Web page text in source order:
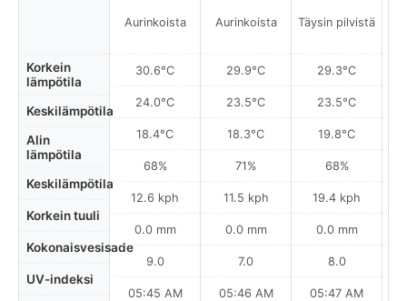
Korkein
lämpötila
Keskilämpötila
Alin
lämpötila
Keskilämpötila
Korkein tuuli
Kokonaisvesisade
UV-indeksi
Aurinkoista
30.6°C
24.0°C
18.4°C
68%
12.6 kph
0.0 mm
9.0
05:45 AM
Aurinkoista
29.9°C
23.5°C
18.3°C
71%
11.5 kph
0.0 mm
7.0
05:46 AM
Täysin pilvistä
29.3°C
23.5°C
19.8°C
68%
19.4 kph
0.0 mm
8.0
05:47 AM